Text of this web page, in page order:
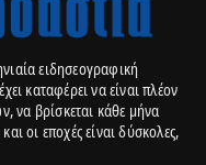
ειδησεογραφική
καταφέρει να είναι πλέον
να βρίσκεται κάθε μήνα
οι εποχές είναι δύσκολες,